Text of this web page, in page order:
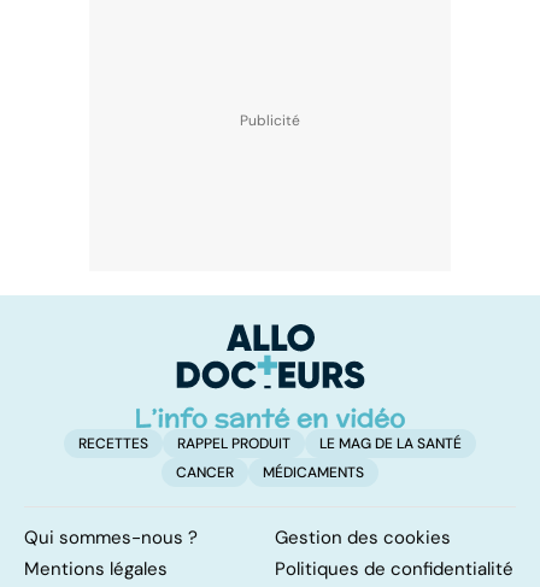
RECETTES RAPPEL PRODUIT
LE MAG DE LA SANTÉ
CANCER
MÉDICAMENTS
Qui sommes-nous ?
Gestion des cookies
Mentions légales
Politiques de confidentialité